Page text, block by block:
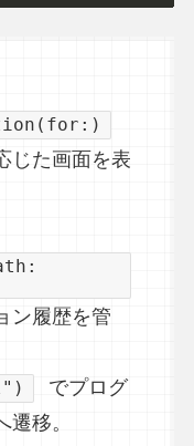
じた画面を表
ン履歴を管
でプログ
遷移。